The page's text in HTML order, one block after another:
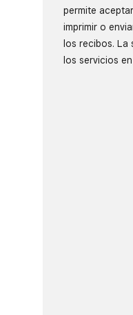
permite
imprimir o
los recibos.
los servicios